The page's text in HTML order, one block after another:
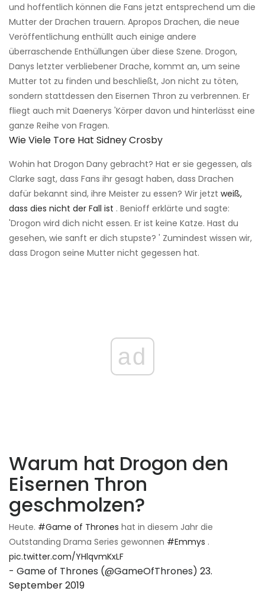
und hoffentlich können die Fans jetzt entsprechend um die
Mutter der Drachen trauern. Apropos Drachen, die neue
Veröffentlichung enthüllt auch einige andere
überraschende Enthüllungen über diese Szene. Drogon,
Danys letzter verbliebener Drache, kommt an, um seine
Mutter tot zu finden und beschließt, Jon nicht zu töten,
sondern stattdessen den Eisernen Thron zu verbrennen. Er
fliegt auch mit Daenerys 'Körper davon und hinterlässt eine
ganze Reihe von Fragen.
Wie Viele Tore Hat Sidney Crosby
Wohin hat Drogon Dany gebracht? Hat er sie gegessen, als
Clarke sagt, dass Fans ihr gesagt haben, dass Drachen
dafür bekannt sind, ihre Meister zu essen? Wir jetzt weiß,
dass dies nicht der Fall ist . Benioff erklärte und sagte:
'Drogon wird dich nicht essen. Er ist keine Katze. Hast du
gesehen, wie sanft er dich stupste? ' Zumindest wissen wir,
dass Drogon seine Mutter nicht gegessen hat.
ad
Warum hat Drogon den
Eisernen Thron
geschmolzen?
Heute. #Game of Thrones hat in diesem Jahr die
Outstanding Drama Series gewonnen #Emmys .
pic.twitter.com/YHlqvmKxLF
- Game of Thrones (@GameOfThrones) 23.
September 2019